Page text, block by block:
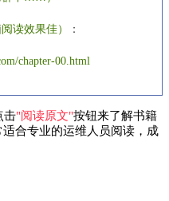
读效果佳） ：
chapter-00.html
击"阅读原文"按钮来了解书籍
适合专业的运维人员阅读，成